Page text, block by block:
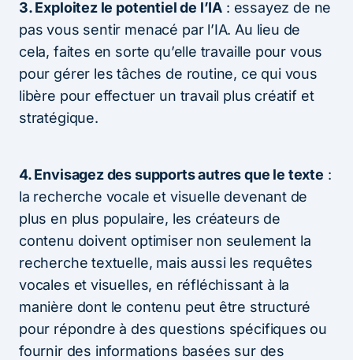
3. Exploitez le potentiel de l’IA : essayez de ne
pas vous sentir menacé par l’IA. Au lieu de
cela, faites en sorte qu’elle travaille pour vous
pour gérer les tâches de routine, ce qui vous
libère pour effectuer un travail plus créatif et
stratégique.
4. Envisagez des supports autres que le texte :
la recherche vocale et visuelle devenant de
plus en plus populaire, les créateurs de
contenu doivent optimiser non seulement la
recherche textuelle, mais aussi les requêtes
vocales et visuelles, en réfléchissant à la
manière dont le contenu peut être structuré
pour répondre à des questions spécifiques ou
fournir des informations basées sur des